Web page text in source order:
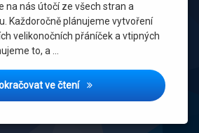
na nás útočí ze všech stran a
Každoročně plánujeme vytvoření
velikonočních přáníček a vtipných
to, a …
ve čteníVelikonoční rychlovka…